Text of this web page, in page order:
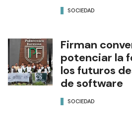
SOCIEDAD
Firman
potenciar la
los futuros
de software
SOCIEDAD